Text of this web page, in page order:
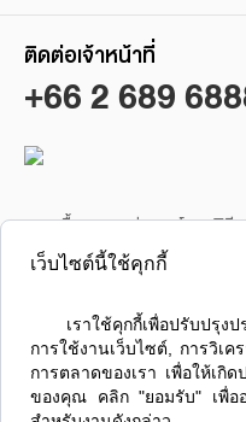
ติดต่อเจ้าหน้าที่
+66 2 689
ซื้อ / ขาย / เช่า คอนโดลุมพินี
เว็บไซต์นี้ใช้คุกกี้
การใช้งานเว็บไซต์, การวิเ
การตลาดของเรา เพื่อให้เกิ
ของคุณ คลิก "ยอมรับ" เพื่ออ